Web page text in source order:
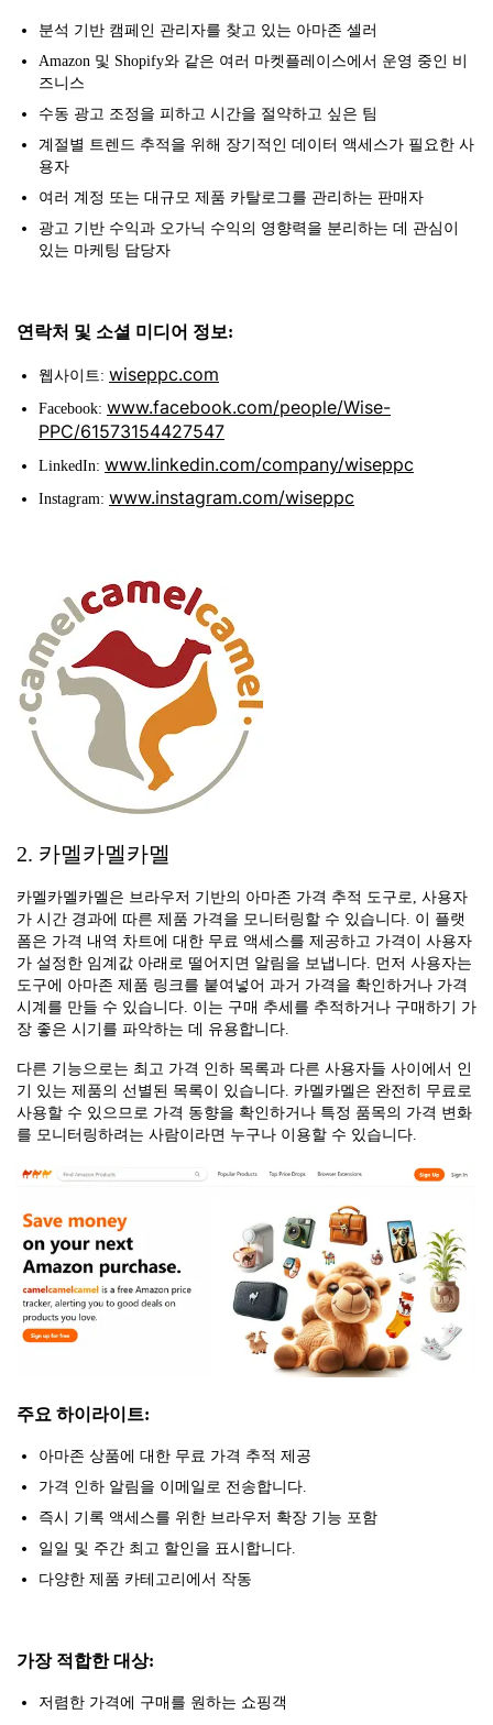
분석 기반 캠페인 관리자를 찾고 있는 아마존 셀러
Amazon 및 Shopify와 같은 여러 마켓플레이스에서 운영 중인 비
즈니스
수동 광고 조정을 피하고 시간을 절약하고 싶은 팀
계절별 트렌드 추적을 위해 장기적인 데이터 액세스가 필요한 사
용자
여러 계정 또는 대규모 제품 카탈로그를 관리하는 판매자
광고 기반 수익과 오가닉 수익의 영향력을 분리하는 데 관심이
있는 마케팅 담당자
연락처 및 소셜 미디어 정보:
웹사이트: wiseppc.com
Facebook: www.facebook.com/people/Wise-
PPC/61573154427547
LinkedIn: www.linkedin.com/company/wiseppc
Instagram: www.instagram.com/wiseppc
2. 카멜카멜카멜
카멜카멜카멜은 브라우저 기반의 아마존 가격 추적 도구로, 사용자
가 시간 경과에 따른 제품 가격을 모니터링할 수 있습니다. 이 플랫
폼은 가격 내역 차트에 대한 무료 액세스를 제공하고 가격이 사용자
가 설정한 임계값 아래로 떨어지면 알림을 보냅니다. 먼저 사용자는
도구에 아마존 제품 링크를 붙여넣어 과거 가격을 확인하거나 가격
시계를 만들 수 있습니다. 이는 구매 추세를 추적하거나 구매하기 가
장 좋은 시기를 파악하는 데 유용합니다.
다른 기능으로는 최고 가격 인하 목록과 다른 사용자들 사이에서 인
기 있는 제품의 선별된 목록이 있습니다. 카멜카멜은 완전히 무료로
사용할 수 있으므로 가격 동향을 확인하거나 특정 품목의 가격 변화
를 모니터링하려는 사람이라면 누구나 이용할 수 있습니다.
주요 하이라이트:
아마존 상품에 대한 무료 가격 추적 제공
가격 인하 알림을 이메일로 전송합니다.
즉시 기록 액세스를 위한 브라우저 확장 기능 포함
일일 및 주간 최고 할인을 표시합니다.
다양한 제품 카테고리에서 작동
가장 적합한 대상:
저렴한 가격에 구매를 원하는 쇼핑객